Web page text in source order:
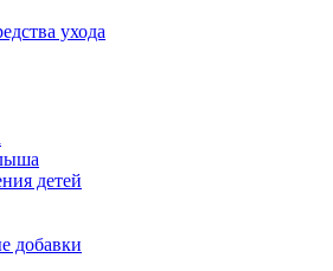
ухода
детей
добавки